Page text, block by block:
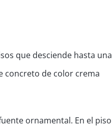
que desciende hasta una
concreto de color crema
ornamental. En el piso